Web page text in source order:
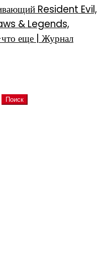
Resident Evil,
& Legends,
еще | Журнал